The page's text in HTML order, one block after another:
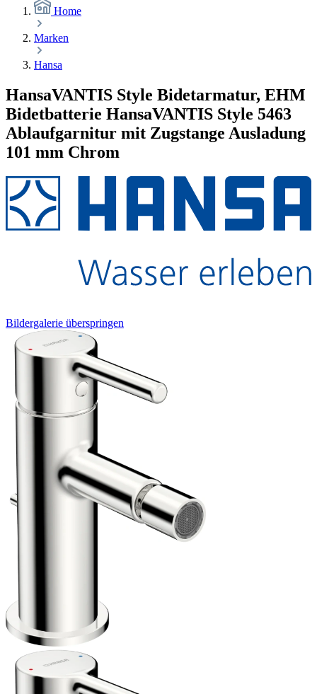
Home
Marken
Hansa
HansaVANTIS Style Bidetarmatur, EHM
Bidetbatterie HansaVANTIS Style 5463
Ablaufgarnitur mit Zugstange Ausladung
101 mm Chrom
Bildergalerie überspringen